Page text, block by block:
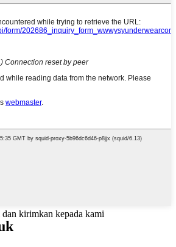
kirimkan kepada kami